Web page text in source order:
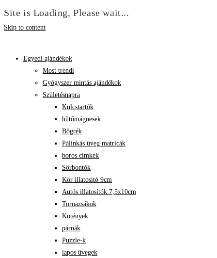
Site is Loading, Please wait...
Skip to content
Egyedi ajándékok
Most trendi
Gyógyszer mintás ajándékok
Születésnapra
Kulcstartók
hűtőmágnesek
Bögrék
Pálinkás üveg matricák
boros címkék
Sörbontók
Kör illatositó 9cm
Autós illatosítók 7,5x10cm
Tornazsákok
Kötények
párnák
Puzzle-k
lapos üvegek